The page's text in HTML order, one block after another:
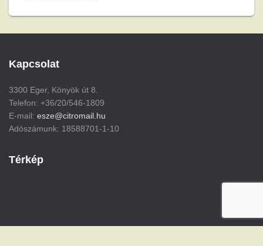
Kapcsolat
3300 Eger, Könyök út 8.
Telefon: +36/20/546-1809
E-mail: esze@citromail.hu
Adószámunk: 18588701-1-10
Térkép